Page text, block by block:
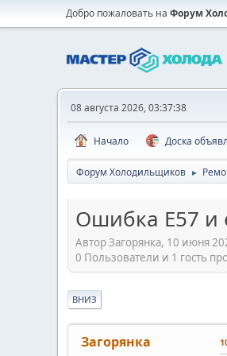
Добро пожаловать на Форум
08 августа 2026, 03:37:38
Начало Доска
Форум Холодильщиков ►
Ошибка Е57 и
Автор Загорянка, 10 июня
0 Пользователи и 1 гость
ВНИЗ
Загорянка